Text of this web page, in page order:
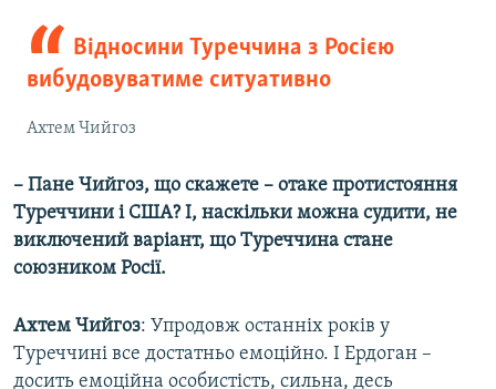
Відносини Туреччина з Росією
вибудовуватиме ситуативно
Ахтем Чийгоз​
– Пане Чийгоз, що скажете – отаке протистояння
Туреччини і США? І, наскільки можна судити, не
виключений варіант, що Туреччина стане
союзником Росії.
Ахтем Чийгоз: Упродовж останніх років у
Туреччині все достатньо емоційно. І Ердоган –
досить емоційна особистість, сильна, десь